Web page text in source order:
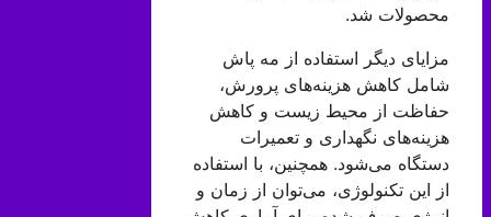
محصولات شد.
مزایای دیگر استفاده از مه پاش
شامل کاهش هزینه‌های پرورش،
حفاظت از محیط زیست و کاهش
هزینه‌های نگهداری و تعمیرات
دستگاه می‌شود. همچنین، با استفاده
از این تکنولوژی، می‌توان از زمان و